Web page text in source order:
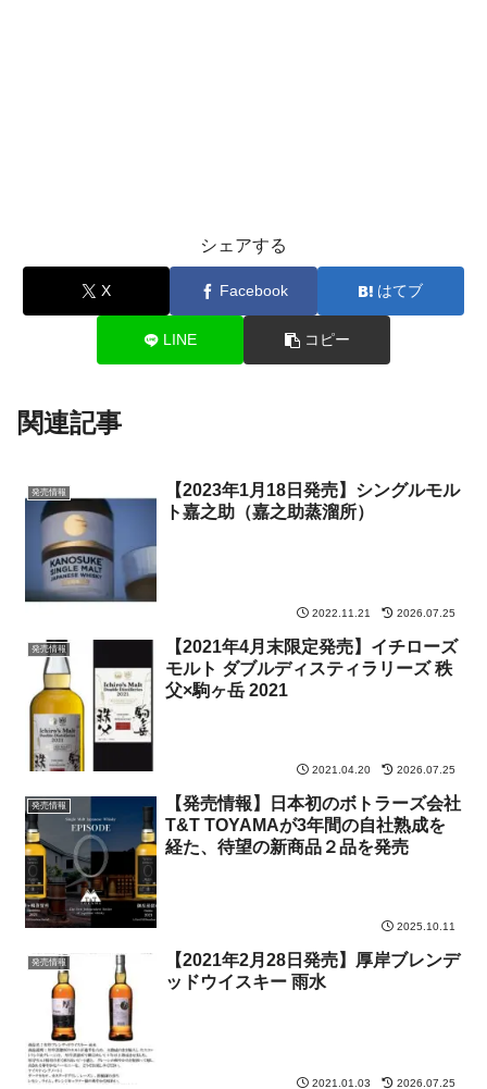
シェアする
X Facebook はてブ
LINE コピー
関連記事
発売情報
【2023年1月18日発売】シングルモル
ト嘉之助（嘉之助蒸溜所）
2022.11.21 2026.07.25
発売情報
【2021年4月末限定発売】イチローズ
モルト ダブルディスティラリーズ 秩
父×駒ヶ岳 2021
2021.04.20 2026.07.25
発売情報
【発売情報】日本初のボトラーズ会社
T&T TOYAMAが3年間の自社熟成を
経た、待望の新商品２品を発売
2025.10.11
発売情報
【2021年2月28日発売】厚岸ブレンデ
ッドウイスキー 雨水
2021.01.03 2026.07.25